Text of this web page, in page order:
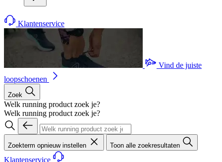
Klantenservice
Vind de juiste
loopschoenen
Zoek
Welk running product zoek je?
Welk running product zoek je?
Zoekterm opnieuw instellen Toon alle zoekresultaten
Klantenservice